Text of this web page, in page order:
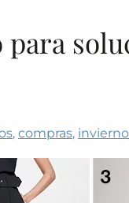
para
, compras, invierno